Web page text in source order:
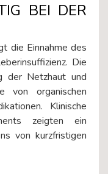
BEI DER
die Einnahme des
Die
der Netzhaut und
von organischen
Klinische
zeigten ein
von kurzfristigen